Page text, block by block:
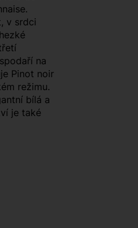
v srdci
na
Pinot noir
režimu.
bílá a
je také